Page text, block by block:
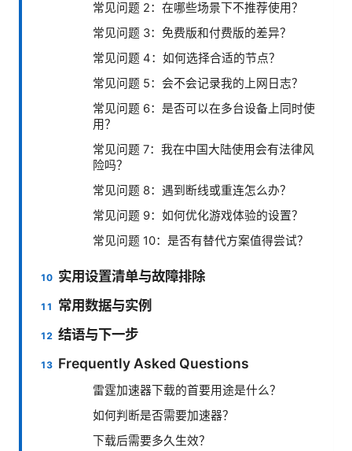
常见问题 2：在哪些场景下不推荐使用？
常见问题 3：免费版和付费版的差异？
常见问题 4：如何选择合适的节点？
常见问题 5：会不会记录我的上网日志？
常见问题 6：是否可以在多台设备上同时使
用？
常见问题 7：我在中国大陆使用会有法律风
险吗？
常见问题 8：遇到断线或重连怎么办？
常见问题 9：如何优化游戏体验的设置？
常见问题 10：是否有替代方案值得尝试？
实用设置清单与故障排除
常用数据与实例
结语与下一步
Frequently Asked Questions
雷霆加速器下载的首要用途是什么？
如何判断是否需要加速器？
下载后需要多久生效？